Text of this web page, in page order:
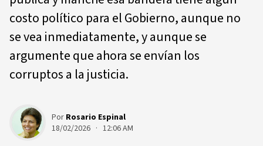
costo político para el Gobierno, aunque no
se vea inmediatamente, y aunque se
argumente que ahora se envían los
corruptos a la justicia.
Por Rosario Espinal
18/02/2026 · 12:06 AM